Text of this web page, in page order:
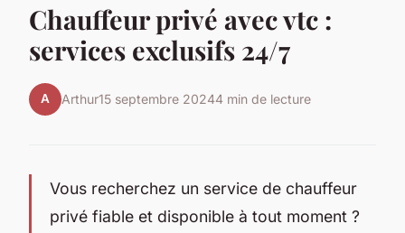
Chauffeur privé avec vtc :
services exclusifs 24/7
A Arthur15 septembre 20244 min de lecture
Vous recherchez un service de chauffeur
privé fiable et disponible à tout moment ?